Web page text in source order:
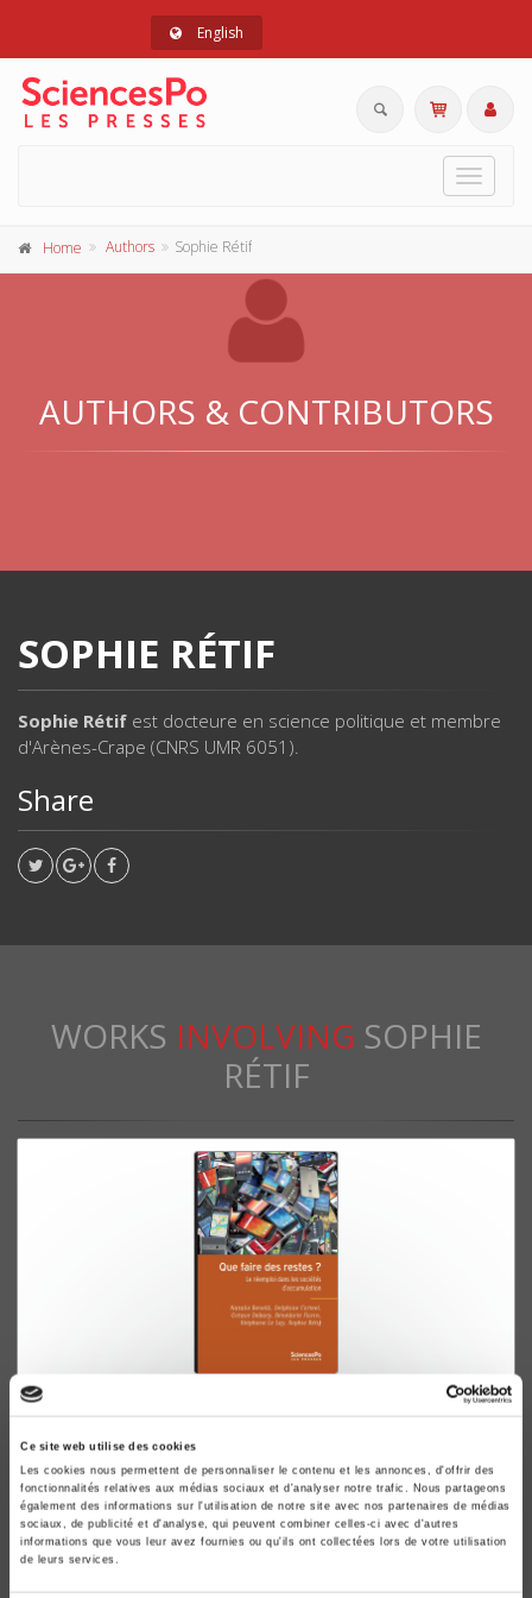
Ce site web utilise des cookies
Les cookies nous permettent de personnaliser le contenu et les annonces, d'offrir des
fonctionnalités relatives aux médias sociaux et d'analyser notre trafic. Nous partageons
également des informations sur l'utilisation de notre site avec nos partenaires de médias
sociaux, de publicité et d'analyse, qui peuvent combiner celles-ci avec d'autres
informations que vous leur avez fournies ou qu'ils ont collectées lors de votre utilisation
de leurs services.
English
Toggle
Home Authors Sophie Rétif
AUTHORS & CONTRIBUTORS
SOPHIE RÉTIF
Sophie Rétif est docteure en science politique et membre
d'Arènes-Crape (CNRS UMR 6051).
Share
WORKS INVOLVING SOPHIE
RÉTIF
Que faire des restes ?
Le réemploi dans les sociétés d'accumulation
Natalie Benelli, Delphine Corteel